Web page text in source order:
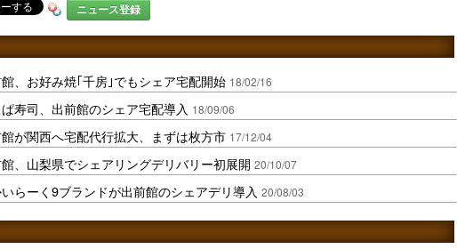
ニュース登録
、お好み焼｢千房｣でもシェア宅配開始 18/02/16
寿司、出前館のシェア宅配導入 18/09/06
が関西へ宅配代行拡大、まずは枚方市 17/12/04
、山梨県でシェアリングデリバリー初展開 20/10/07
らーく9ブランドが出前館のシェアデリ導入 20/08/03